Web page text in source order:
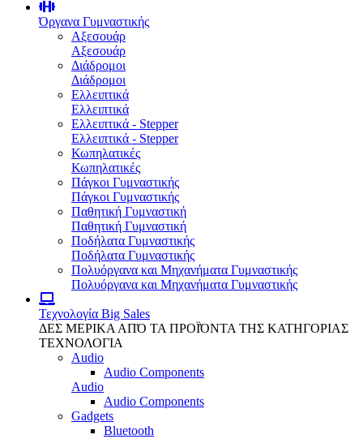
Όργανα Γυμναστικής
Αξεσουάρ
Αξεσουάρ
Διάδρομοι
Διάδρομοι
Ελλειπτικά
Ελλειπτικά
Ελλειπτικά - Stepper
Ελλειπτικά - Stepper
Κωπηλατικές
Κωπηλατικές
Πάγκοι Γυμναστικής
Πάγκοι Γυμναστικής
Παθητική Γυμναστική
Παθητική Γυμναστική
Ποδήλατα Γυμναστικής
Ποδήλατα Γυμναστικής
Πολυόργανα και Μηχανήματα Γυμναστικής
Πολυόργανα και Μηχανήματα Γυμναστικής
Τεχνολογία Big Sales
ΔΕΣ ΜΕΡΙΚΑ ΑΠΌ ΤΑ ΠΡΟΪΌΝΤΑ ΤΗΣ ΚΑΤΗΓΟΡΙΑΣ
ΤΕΧΝΟΛΟΓΙΑ
Audio
Audio Components
Audio
Audio Components
Gadgets
Bluetooth